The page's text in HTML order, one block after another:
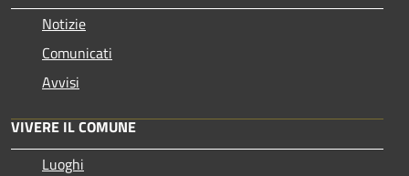
Notizie
Comunicati
Avvisi
VIVERE IL COMUNE
Luoghi